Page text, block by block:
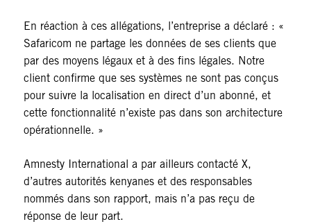
En réaction à ces allégations, l’entreprise a déclaré : «
Safaricom ne partage les données de ses clients que
par des moyens légaux et à des fins légales. Notre
client confirme que ses systèmes ne sont pas conçus
pour suivre la localisation en direct d’un abonné, et
cette fonctionnalité n’existe pas dans son architecture
opérationnelle. »
Amnesty International a par ailleurs contacté X,
d’autres autorités kenyanes et des responsables
nommés dans son rapport, mais n’a pas reçu de
réponse de leur part.